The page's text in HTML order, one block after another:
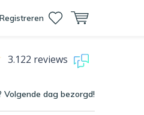
3.122 reviews
Volgende dag bezorgd!